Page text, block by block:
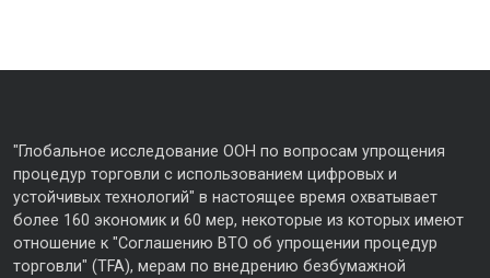
"Глобальное исследование ООН по вопросам упрощения
процедур торговли с использованием цифровых и
устойчивых технологий" в настоящее время охватывает
более 160 экономик и 60 мер, некоторые из которых имеют
отношение к "Соглашению ВТО об упрощении процедур
торговли" (TFA), мерам по внедрению безбумажной